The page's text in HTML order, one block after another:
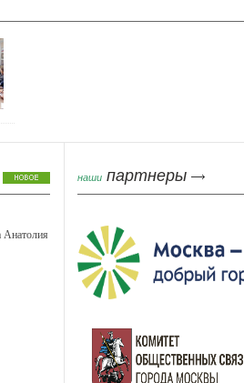
Анатолия
наши партнеры